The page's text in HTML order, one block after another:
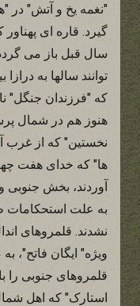
"نغمه یخ و آتش"
گیرد. قاره ای پهناور
سال قبل باز می
توانند سالها به
که "فرزندان جنگل"
هنوز هم در شمال
نخستین" که از غرب
ها" که خدای هفت
آوردند، بخش جنوبی
به علت استحکامات
نشدند. قلمروهای
ویژه" ایگان فاتح"،
قلمروهای جنوبی را
استارک" که اهل